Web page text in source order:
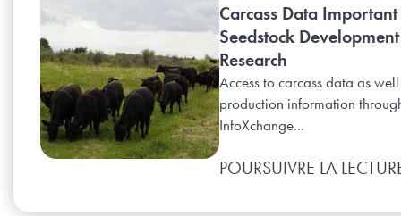
Carcass Data
Seedstock Development
Research
Access to carcass data as
production information
InfoXchange...
POURSUIVRE LA